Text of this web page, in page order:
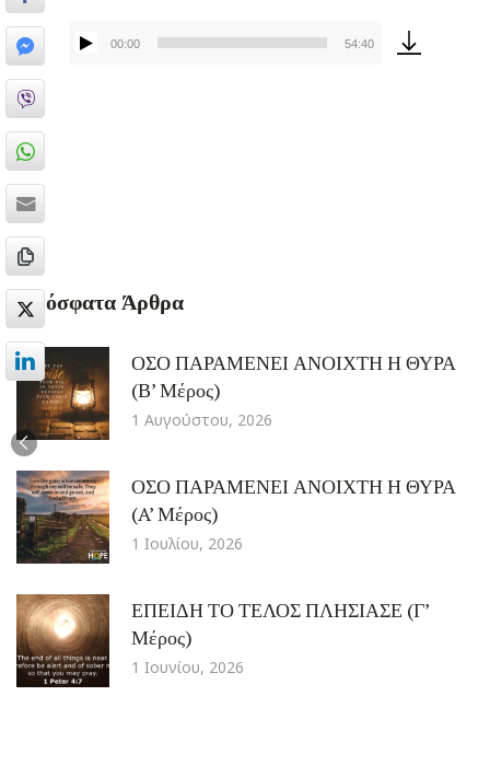
Πρόγραμμα
00:00 54:40
Πρόσφατα Άρθρα
ΟΣΟ ΠΑΡΑΜΕΝΕΙ ΑΝΟΙΧΤΗ Η ΘΥΡΑ
(Β’ Μέρος)
1 Αυγούστου, 2026
ΟΣΟ ΠΑΡΑΜΕΝΕΙ ΑΝΟΙΧΤΗ Η ΘΥΡΑ
(A’ Μέρος)
1 Ιουλίου, 2026
ΕΠΕΙΔΗ ΤΟ ΤΕΛΟΣ ΠΛΗΣΙΑΣΕ (Γ’
Μέρος)
1 Ιουνίου, 2026